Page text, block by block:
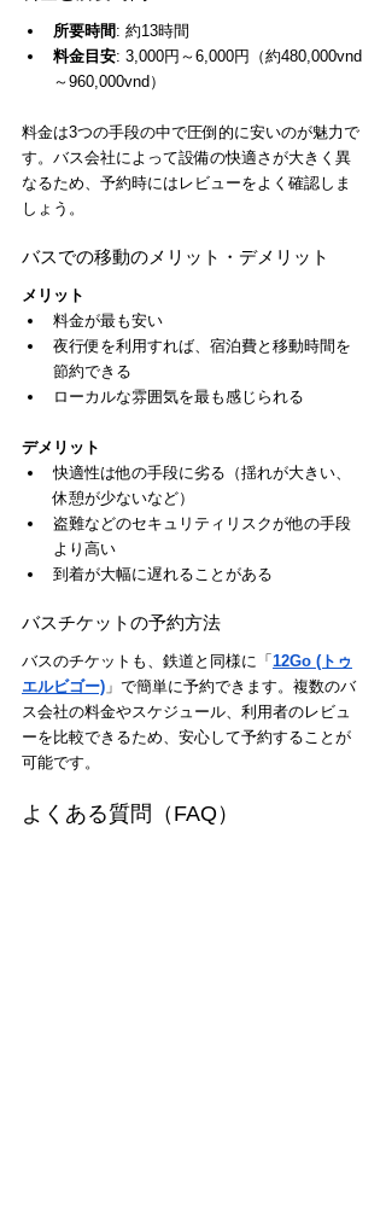
所要時間: 約13時間
料金目安: 3,000円～6,000円（約480,000vnd
～960,000vnd）
料金は3つの手段の中で圧倒的に安いのが魅力で
す。バス会社によって設備の快適さが大きく異
なるため、予約時にはレビューをよく確認しま
しょう。
バスでの移動のメリット・デメリット
メリット
料金が最も安い
夜行便を利用すれば、宿泊費と移動時間を
節約できる
ローカルな雰囲気を最も感じられる
デメリット
快適性は他の手段に劣る（揺れが大きい、
休憩が少ないなど）
盗難などのセキュリティリスクが他の手段
より高い
到着が大幅に遅れることがある
バスチケットの予約方法
バスのチケットも、鉄道と同様に「12Go (トゥ
エルビゴー) 」で簡単に予約できます。複数のバ
ス会社の料金やスケジュール、利用者のレビュ
ーを比較できるため、安心して予約することが
可能です。
よくある質問（FAQ）